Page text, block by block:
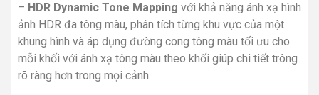
– HDR Dynamic Tone Mapping với khả năng ánh xạ hình
ảnh HDR đa tông màu, phân tích từng khu vực của một
khung hình và áp dụng đường cong tông màu tối ưu cho
mỗi khối với ánh xạ tông màu theo khối giúp chi tiết trông
rõ ràng hơn trong mọi cảnh.